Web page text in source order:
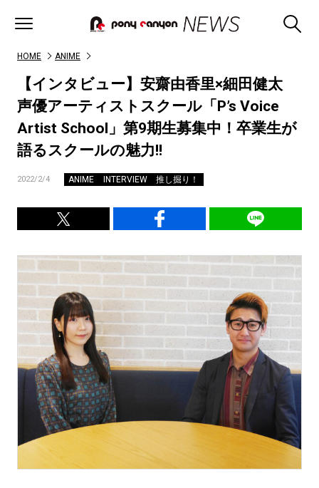
HOME ANIME
【インタビュー】安齋由香里×細田健太
声優アーティストスクール「P’s Voice
Artist School」第9期生募集中！卒業生が
語るスクールの魅力!!
2022/2/4 ANIME INTERVIEW 推し掘り！